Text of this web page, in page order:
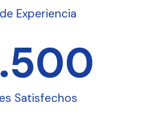
Experiencia
Satisfechos